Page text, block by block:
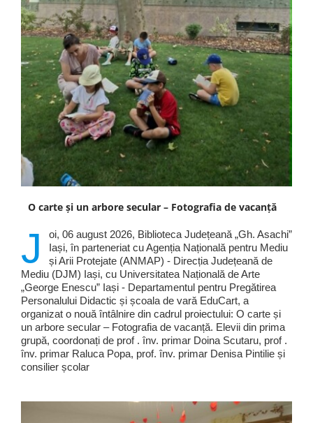
O carte și un arbore secular – Fotografia de vacanță
J
oi, 06 august 2026, Biblioteca Județeană „Gh. Asachi”
Iași, în parteneriat cu Agenția Națională pentru Mediu
și Arii Protejate (ANMAP) - Direcția Județeană de
Mediu (DJM) Iași, cu Universitatea Națională de Arte
„George Enescu” Iași - Departamentul pentru Pregătirea
Personalului Didactic și școala de vară EduCart, a
organizat o nouă întâlnire din cadrul proiectului: O carte și
un arbore secular – Fotografia de vacanță. Elevii din prima
grupă, coordonați de prof . înv. primar Doina Scutaru, prof .
înv. primar Raluca Popa, prof. înv. primar Denisa Pintilie și
consilier școlar